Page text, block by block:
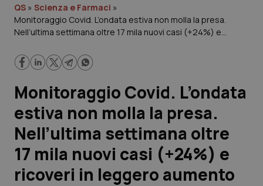
Governo e Parlamento
Regioni e Asl
Lavoro e Professioni
Scienza e Farmaci
Studi e Analisi
Lettere al direttore
QS » Scienza e Farmaci »
Monitoraggio Covid. L’ondata estiva non molla la presa.
Nell’ultima settimana oltre 17 mila nuovi casi (+24%) e
Monitoraggio Covid. L’ondata
estiva non molla la presa.
Nell’ultima settimana oltre
17 mila nuovi casi (+24%) e
ricoveri in leggero aumento